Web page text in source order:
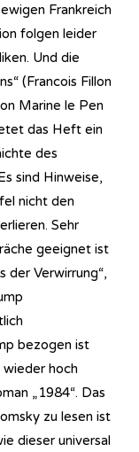
Frankreich
folgen leider
Und die
(Francois Fillon
Marine le Pen
das Heft ein
des
sind Hinweise,
nicht den
Sehr
geeignet ist
der Verwirrung“,
bezogen ist
wieder hoch
„1984“. Das
zu lesen ist
dieser universal